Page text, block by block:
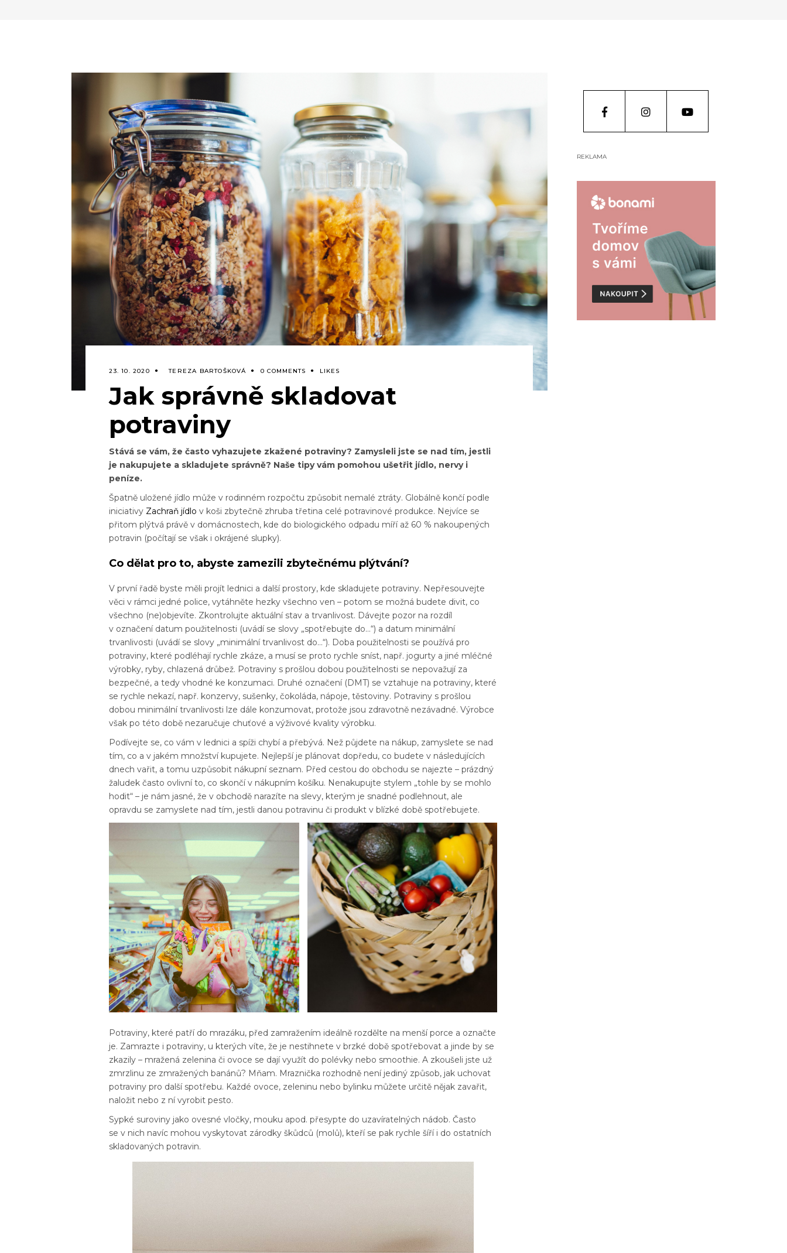
23. 10. 2020 TEREZA BARTOŠKOVÁ 0 COMMENTS LIKES
Jak správně skladovat
potraviny
Stává se vám, že často vyhazujete zkažené potraviny? Zamysleli jste se nad tím, jestli
je nakupujete a skladujete správně? Naše tipy vám pomohou ušetřit jídlo, nervy i
peníze.
Špatně uložené jídlo může v rodinném rozpočtu způsobit nemalé ztráty. Globálně končí podle
iniciativy Zachraň jídlo v koši zbytečně zhruba třetina celé potravinové produkce. Nejvíce se
přitom plýtvá právě v domácnostech, kde do biologického odpadu míří až 60 % nakoupených
potravin (počítají se však i okrájené slupky).
Co dělat pro to, abyste zamezili zbytečnému plýtvání?
V první řadě byste měli projít lednici a další prostory, kde skladujete potraviny. Nepřesouvejte
věci v rámci jedné police, vytáhněte hezky všechno ven – potom se možná budete divit, co
všechno (ne)objevíte. Zkontrolujte aktuální stav a trvanlivost. Dávejte pozor na rozdíl
v označení datum použitelnosti (uvádí se slovy „spotřebujte do…“) a datum minimální
trvanlivosti (uvádí se slovy „minimální trvanlivost do…“). Doba použitelnosti se používá pro
potraviny, které podléhají rychle zkáze, a musí se proto rychle sníst, např. jogurty a jiné mléčné
výrobky, ryby, chlazená drůbež. Potraviny s prošlou dobou použitelnosti se nepovažují za
bezpečné, a tedy vhodné ke konzumaci. Druhé označení (DMT) se vztahuje na potraviny, které
se rychle nekazí, např. konzervy, sušenky, čokoláda, nápoje, těstoviny. Potraviny s prošlou
dobou minimální trvanlivosti lze dále konzumovat, protože jsou zdravotně nezávadné. Výrobce
však po této době nezaručuje chuťové a výživové kvality výrobku.
Podívejte se, co vám v lednici a spíži chybí a přebývá. Než půjdete na nákup, zamyslete se nad
tím, co a v jakém množství kupujete. Nejlepší je plánovat dopředu, co budete v následujících
dnech vařit, a tomu uzpůsobit nákupní seznam. Před cestou do obchodu se najezte – prázdný
žaludek často ovlivní to, co skončí v nákupním košíku. Nenakupujte stylem „tohle by se mohlo
hodit“ – je nám jasné, že v obchodě narazíte na slevy, kterým je snadné podlehnout, ale
opravdu se zamyslete nad tím, jestli danou potravinu či produkt v blízké době spotřebujete.
Potraviny, které patří do mrazáku, před zamražením ideálně rozdělte na menší porce a označte
je. Zamrazte i potraviny, u kterých víte, že je nestihnete v brzké době spotřebovat a jinde by se
zkazily – mražená zelenina či ovoce se dají využít do polévky nebo smoothie. A zkoušeli jste už
zmrzlinu ze zmražených banánů? Mňam. Mraznička rozhodně není jediný způsob, jak uchovat
potraviny pro další spotřebu. Každé ovoce, zeleninu nebo bylinku můžete určitě nějak zavařit,
naložit nebo z ní vyrobit pesto.
Sypké suroviny jako ovesné vločky, mouku apod. přesypte do uzavíratelných nádob. Často
se v nich navíc mohou vyskytovat zárodky škůdců (molů), kteří se pak rychle šíří i do ostatních
skladovaných potravin.
REKLAMA